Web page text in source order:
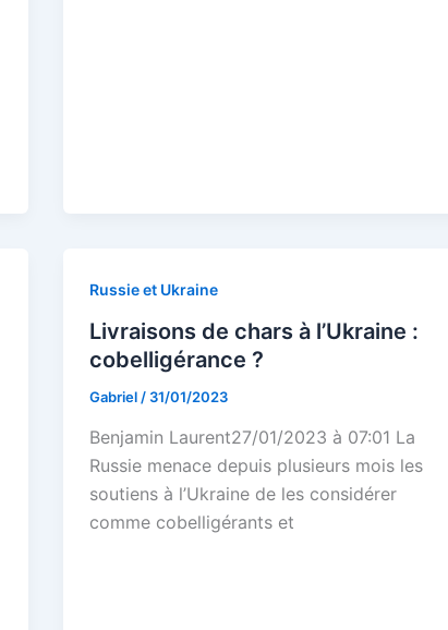
Russie et Ukraine
Livraisons de chars à l’Ukraine :
cobelligérance ?
Gabriel / 31/01/2023
Benjamin Laurent27/01/2023 à 07:01 La
Russie menace depuis plusieurs mois les
soutiens à l’Ukraine de les considérer
comme cobelligérants et